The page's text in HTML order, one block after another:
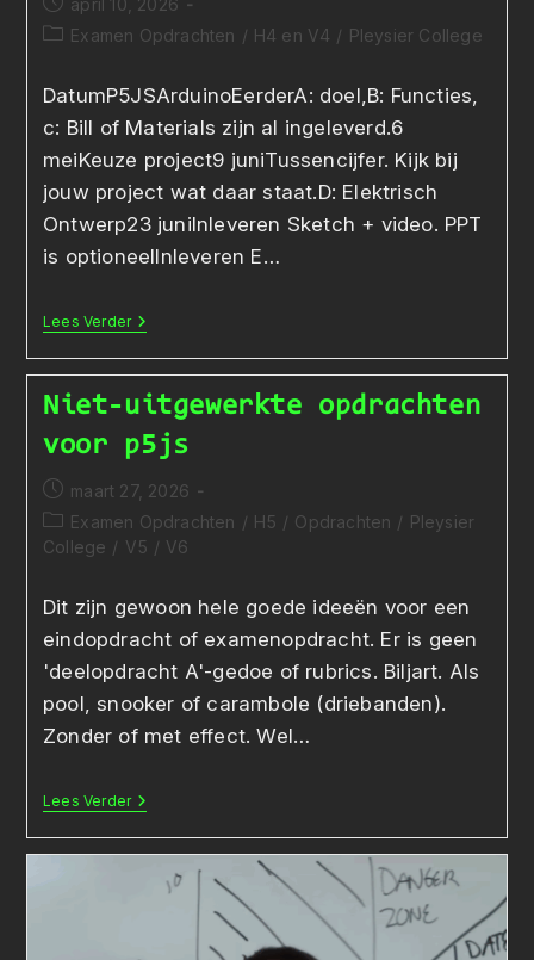
gepubliceerd
Berichtcategorie:
Examen Opdrachten / H4 en V4 / Pleysier College
DatumP5JSArduinoEerderA: doel,B: Functies,
c: Bill of Materials zijn al ingeleverd.6
meiKeuze project9 juniTussencijfer. Kijk bij
jouw project wat daar staat.D: Elektrisch
Ontwerp23 juniInleveren Sketch + video. PPT
is optioneelInleveren E…
Lees VerderPlanning
P5js
Of
Arduino
Zomer
Niet-uitgewerkte opdrachten
voor p5js
Bericht
gepubliceerd
op:
maart 27, 2026
Berichtcategorie:
Examen Opdrachten / H5 / Opdrachten / Pleysier
College / V5 / V6
Dit zijn gewoon hele goede ideeën voor een
eindopdracht of examenopdracht. Er is geen
'deelopdracht A'-gedoe of rubrics. Biljart. Als
pool, snooker of carambole (driebanden).
Zonder of met effect. Wel…
Lees VerderNiet-
Opdrachten
Voor